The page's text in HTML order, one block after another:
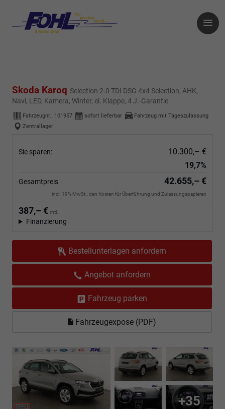
Skoda Karoq Selection 2.0 TDI DSG 4x4 Selection, AHK,
Navi, LED, Kamera, Winter, el. Klappe, 4 J.-Garantie
Fahrzeugnr.: 101957 sofort lieferbar
Fahrzeug mit Tageszulassung
Zentrallager
Sie sparen:
10.300,– €
19,7%
Gesamtpreis 42.655,– €
incl. 19% MwSt., den Kosten für Überführung und Zulassungspapieren
387,– € mtl.
Finanzierung
Bestellunterlagen anfordern
Angebot anfordern
Fahrzeug parken
Fahrzeugexpose (PDF)
+35